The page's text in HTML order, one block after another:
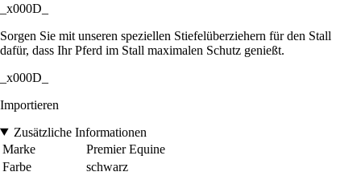
_x000D_
Sorgen Sie mit unseren speziellen Stiefelüberziehern für den Stall
dafür, dass Ihr Pferd im Stall maximalen Schutz genießt.
_x000D_
Importieren
Zusätzliche Informationen
Marke
Premier Equine
Farbe
schwarz